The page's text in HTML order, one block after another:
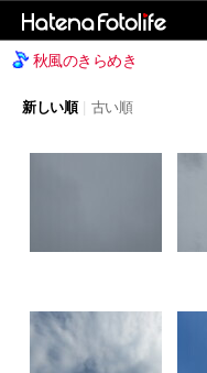
秋風のきらめき
新しい順 古い順